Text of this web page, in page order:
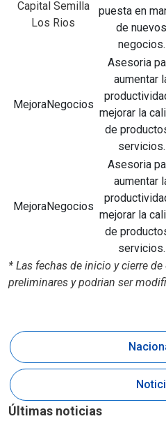
Capital Semilla
Los Rios
puesta en
de nuevos
negocios.
MejoraNegocios
Asesoria
aumentar
mejorar la
de
servicios.
MejoraNegocios
Asesoria
aumentar
mejorar la
de
servicios.
* Las fechas de inicio y cierre
preliminares y podrian ser
Últimas noticias